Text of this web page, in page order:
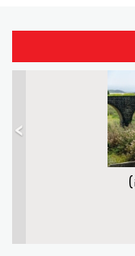
>